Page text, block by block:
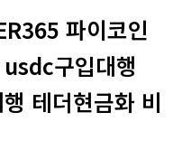
파이코인
구입대행
테더현금화 비